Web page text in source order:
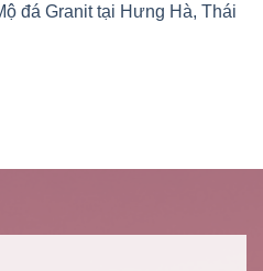
đá Granit tại Hưng Hà, Thái